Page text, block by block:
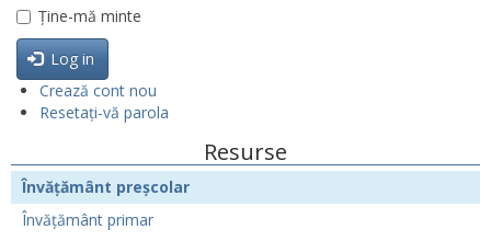
Ține-mă minte
Log in
Crează cont nou
Resetați-vă parola
Resurse
Învățământ preșcolar
Învățământ primar